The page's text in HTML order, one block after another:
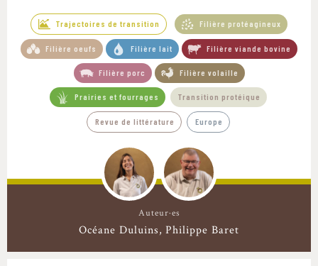
Trajectoires de transition Filière protéagineux
Filière oeufs Filière lait Filière viande bovine
Filière porc Filière volaille
Prairies et fourrages Transition protéique
Revue de littérature Europe
Auteur·es
Océane Duluins Philippe Baret